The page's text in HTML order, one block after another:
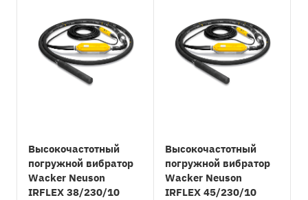
Высокочастотный
погружной вибратор
Wacker Neuson
IRFLEX 38/230/10
Высокочастотный
погружной вибратор
Wacker Neuson
IRFLEX 45/230/10